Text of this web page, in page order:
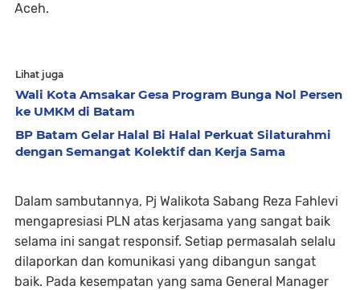
Aceh.
Lihat juga
Wali Kota Amsakar Gesa Program Bunga Nol Persen
ke UMKM di Batam
BP Batam Gelar Halal Bi Halal Perkuat Silaturahmi
dengan Semangat Kolektif dan Kerja Sama
Dalam sambutannya, Pj Walikota Sabang Reza Fahlevi
mengapresiasi PLN atas kerjasama yang sangat baik
selama ini sangat responsif. Setiap permasalah selalu
dilaporkan dan komunikasi yang dibangun sangat
baik. Pada kesempatan yang sama General Manager